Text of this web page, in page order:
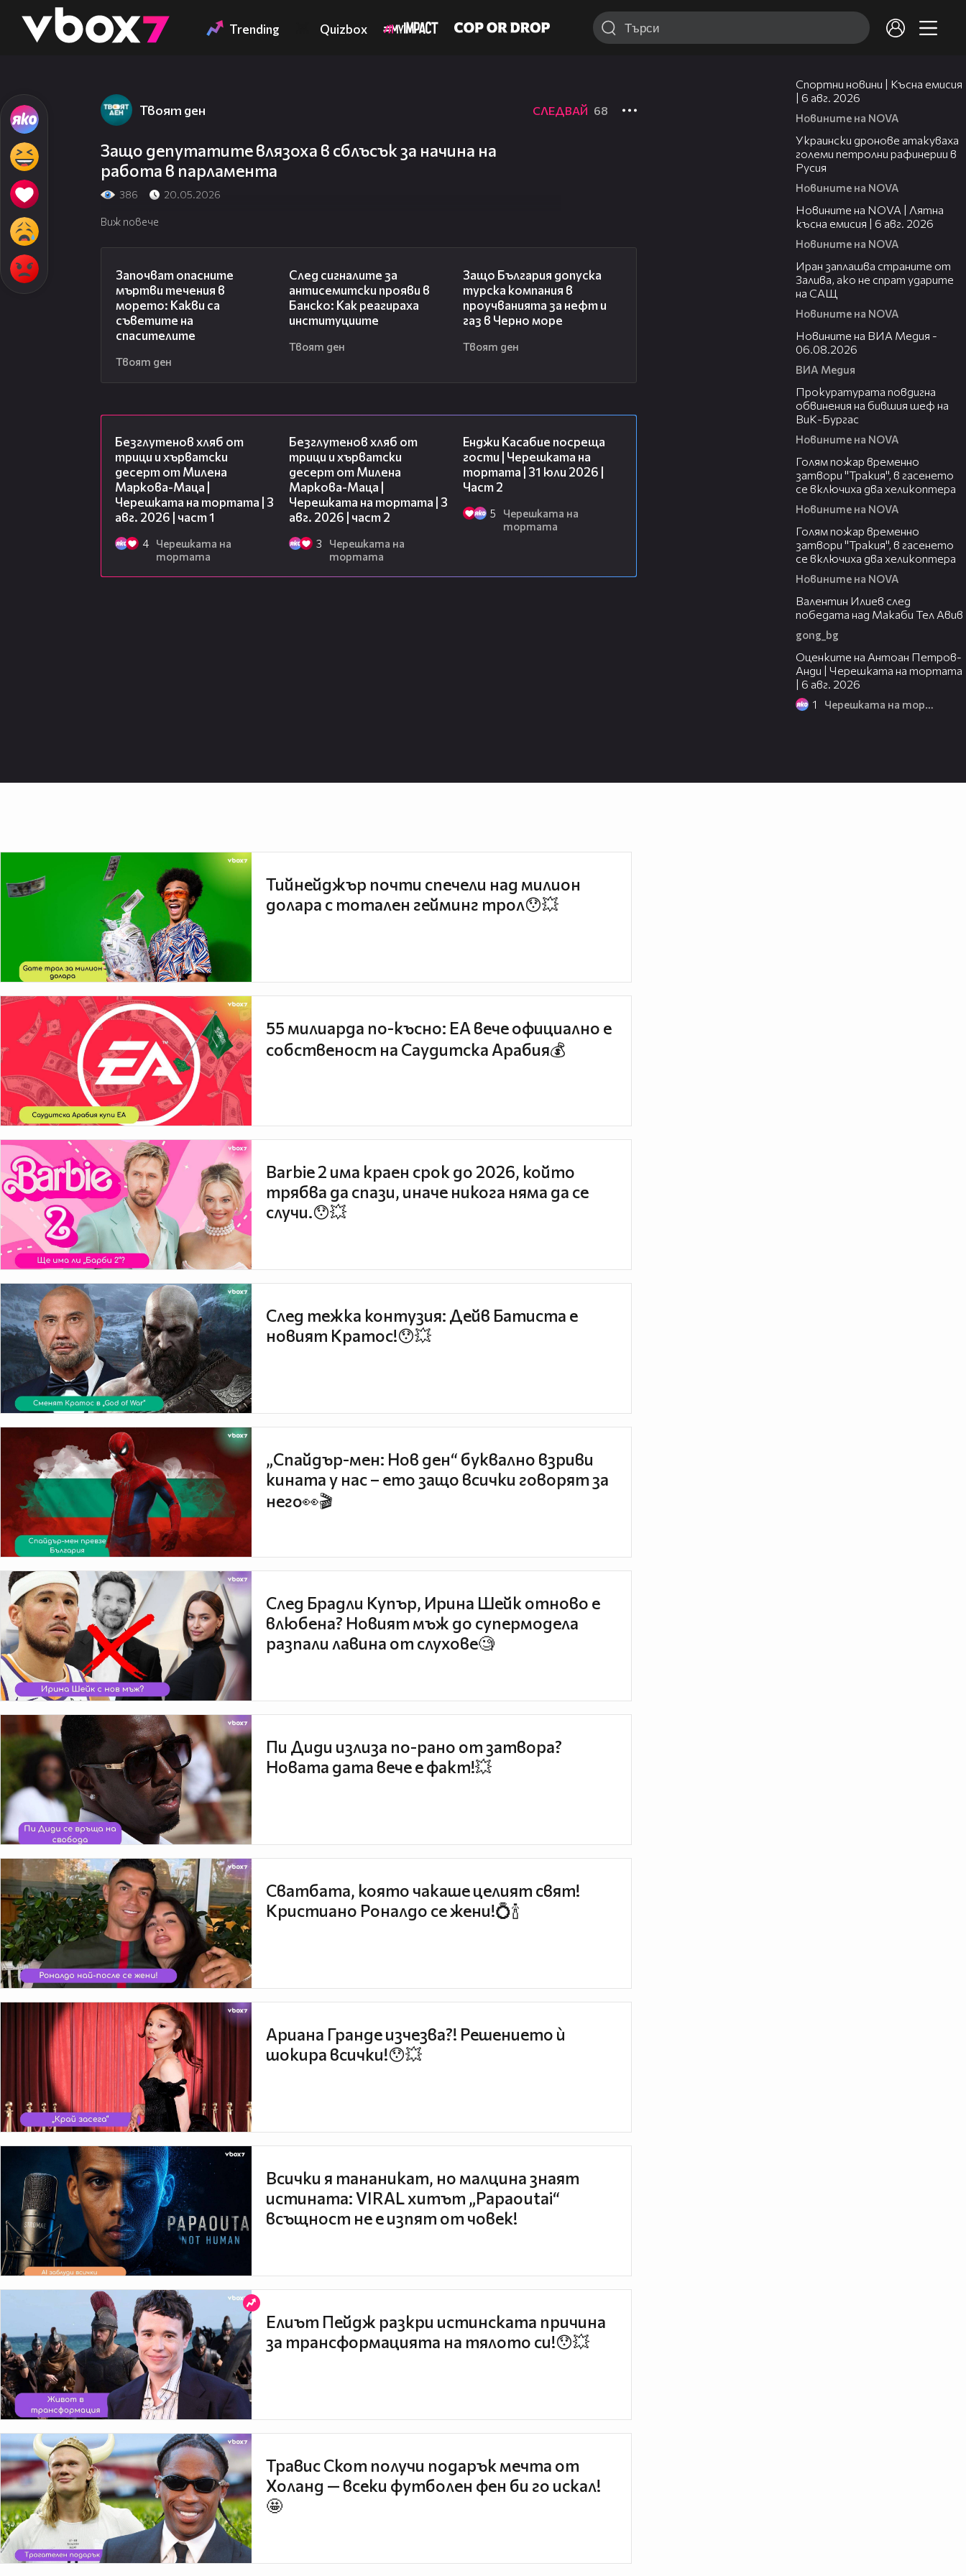
👾 Trending Quizbox
Твоят ден СЛЕДВАЙ 68
Защо депутатите влязоха в сблъсък за начина на
работа в парламента
386 20.05.2026
Виж повече
Започват опасните
мъртви течения в
морето: Какви са
съветите на
спасителите
Твоят ден
След сигналите за
антисемитски прояви в
Банско: Как реагираха
институциите
Твоят ден
Защо България допуска
турска компания в
проучванията за нефт и
газ в Черно море
Твоят ден
Безглутенов хляб от
трици и хърватски
десерт от Милена
Маркова-Маца |
Черешката на тортата | 3
авг. 2026 | част 1
4
Черешката на
тортата
Безглутенов хляб от
трици и хърватски
десерт от Милена
Маркова-Маца |
Черешката на тортата | 3
авг. 2026 | част 2
3
Черешката на
тортата
Енджи Касабие посреща
гости | Черешката на
тортата | 31 юли 2026 |
Част 2
5
Черешката на
тортата
Спортни новини | Късна емисия
| 6 авг. 2026
Новините на NOVA
Украински дронове атакуваха
големи петролни рафинерии в
Русия
Новините на NOVA
Новините на NOVA | Лятна
късна емисия | 6 авг. 2026
Новините на NOVA
Иран заплашва страните от
Залива, ако не спрат ударите
на САЩ
Новините на NOVA
Новините на ВИА Медия -
06.08.2026
ВИА Медия
Прокуратурата повдигна
обвинения на бившия шеф на
ВиК-Бургас
Новините на NOVA
Голям пожар временно
затвори "Тракия", в гасенето
се включиха два хеликоптера
Новините на NOVA
Голям пожар временно
затвори "Тракия", в гасенето
се включиха два хеликоптера
Новините на NOVA
Валентин Илиев след
победата над Макаби Тел Авив
gong_bg
Оценките на Антоан Петров-
Анди | Черешката на тортата
| 6 авг. 2026
1 Черешката на тортата
Тийнейджър почти спечели над милион
долара с тотален гейминг трол😯💥
55 милиарда по-късно: EA вече официално е
собственост на Саудитска Арабия💰
Barbie 2 има краен срок до 2026, който
трябва да спази, иначе никога няма да се
случи.😯💥
След тежка контузия: Дейв Батиста е
новият Кратос!😯💥
„Спайдър-мен: Нов ден“ буквално взриви
кината у нас – ето защо всички говорят за
него👀🎬
След Брадли Купър, Ирина Шейк отново е
влюбена? Новият мъж до супермодела
разпали лавина от слухове🧐
Пи Диди излиза по-рано от затвора?
Новата дата вече е факт!💥
Сватбата, която чакаше целият свят!
Кристиано Роналдо се жени!💍🍾
Ариана Гранде изчезва?! Решението ѝ
шокира всички!😯💥
Всички я тананикат, но малцина знаят
истината: VIRAL хитът „Papaoutai“
всъщност не е изпят от човек!
Елиът Пейдж разкри истинската причина
за трансформацията на тялото си!😯💥
Травис Скот получи подарък мечта от
Холанд — всеки футболен фен би го искал!
🤩